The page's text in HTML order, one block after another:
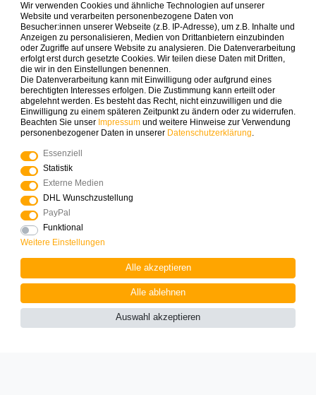
NEWSLETTER
Spielspaß zuerst erfahren. Newsletter abonnieren & 10% auf
die erste Bestellung sichern.
ABONNIEREN
Mehr Spielinspiration gefällig?
© Copyright 2025 Logoplay-Holzspiele Alle Rechte
Wir verwenden Cookies und ähnliche Technologien auf unserer
Website und verarbeiten personenbezogene Daten von
Besucher:innen unserer Webseite (z.B. IP-Adresse), um z.B. Inhalte und
Anzeigen zu personalisieren, Medien von Drittanbietern einzubinden
oder Zugriffe auf unsere Website zu analysieren. Die Datenverarbeitung
erfolgt erst durch gesetzte Cookies. Wir teilen diese Daten mit Dritten,
die wir in den Einstellungen benennen.
Die Datenverarbeitung kann mit Einwilligung oder aufgrund eines
berechtigten Interesses erfolgen. Die Zustimmung kann erteilt oder
abgelehnt werden. Es besteht das Recht, nicht einzuwilligen und die
Einwilligung zu einem späteren Zeitpunkt zu ändern oder zu widerrufen.
Beachten Sie unser Impressum und weitere Hinweise zur Verwendung
personenbezogener Daten in unserer Daten­schutz­erklärung.
Essenziell
Statistik
Externe Medien
DHL Wunschzustellung
PayPal
Funktional
Weitere Einstellungen
Alle akzeptieren
Alle ablehnen
Auswahl akzeptieren